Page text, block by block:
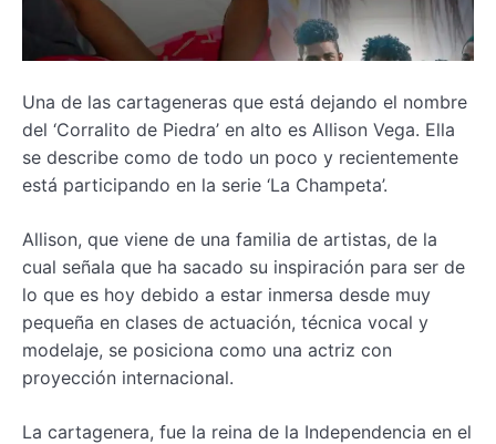
Una de las cartageneras que está dejando el nombre
del ‘Corralito de Piedra’ en alto es Allison Vega. Ella
se describe como de todo un poco y recientemente
está participando en la serie ‘La Champeta’.
Allison, que viene de una familia de artistas, de la
cual señala que ha sacado su inspiración para ser de
lo que es hoy debido a estar inmersa desde muy
pequeña en clases de actuación, técnica vocal y
modelaje, se posiciona como una actriz con
proyección internacional.
La cartagenera, fue la reina de la Independencia en el